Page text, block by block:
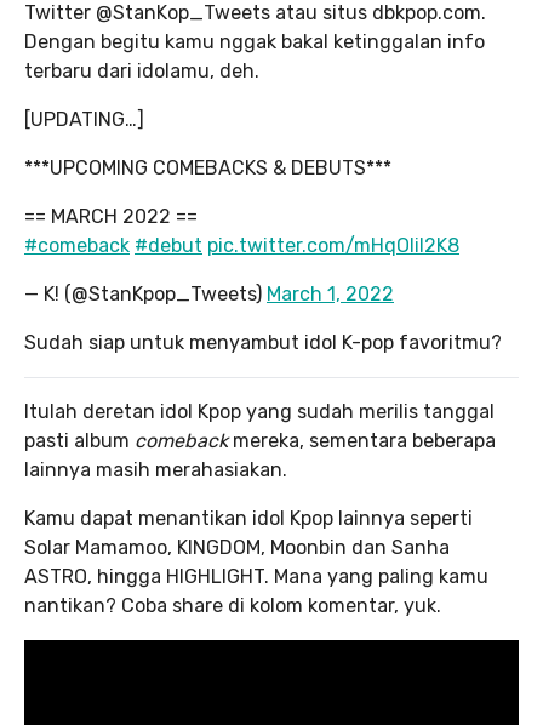
Twitter @StanKop_Tweets atau situs dbkpop.com.
Dengan begitu kamu nggak bakal ketinggalan info
terbaru dari idolamu, deh.
[UPDATING…]
***UPCOMING COMEBACKS & DEBUTS***
== MARCH 2022 ==
#comeback #debut pic.twitter.com/mHqOIil2K8
— K! (@StanKpop_Tweets) March 1, 2022
Sudah siap untuk menyambut idol K-pop favoritmu?
Itulah deretan idol Kpop yang sudah merilis tanggal
pasti album comebackmereka, sementara beberapa
lainnya masih merahasiakan.
Kamu dapat menantikan idol Kpop lainnya seperti
Solar Mamamoo, KINGDOM, Moonbin dan Sanha
ASTRO, hingga HIGHLIGHT. Mana yang paling kamu
nantikan? Coba share di kolom komentar, yuk.